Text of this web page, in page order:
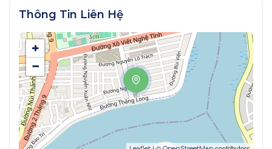
Thông Tin Liên Hệ
+
−